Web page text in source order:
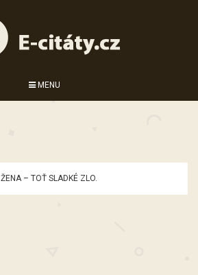
MENU
ŽENA – TOŤ SLADKÉ ZLO.